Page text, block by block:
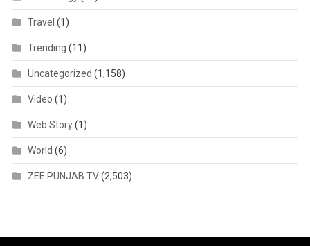
Travel (1)
Trending (11)
Uncategorized (1,158)
Video (1)
Web Story(1)
World (6)
ZEE PUNJAB TV(2,503)